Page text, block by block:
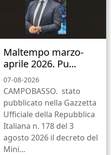
Maltempo marzo-
aprile 2026. Pu...
07-08-2026
CAMPOBASSO. stato
pubblicato nella Gazzetta
Ufficiale della Repubblica
Italiana n. 178 del 3
agosto 2026 il decreto del
Mini...